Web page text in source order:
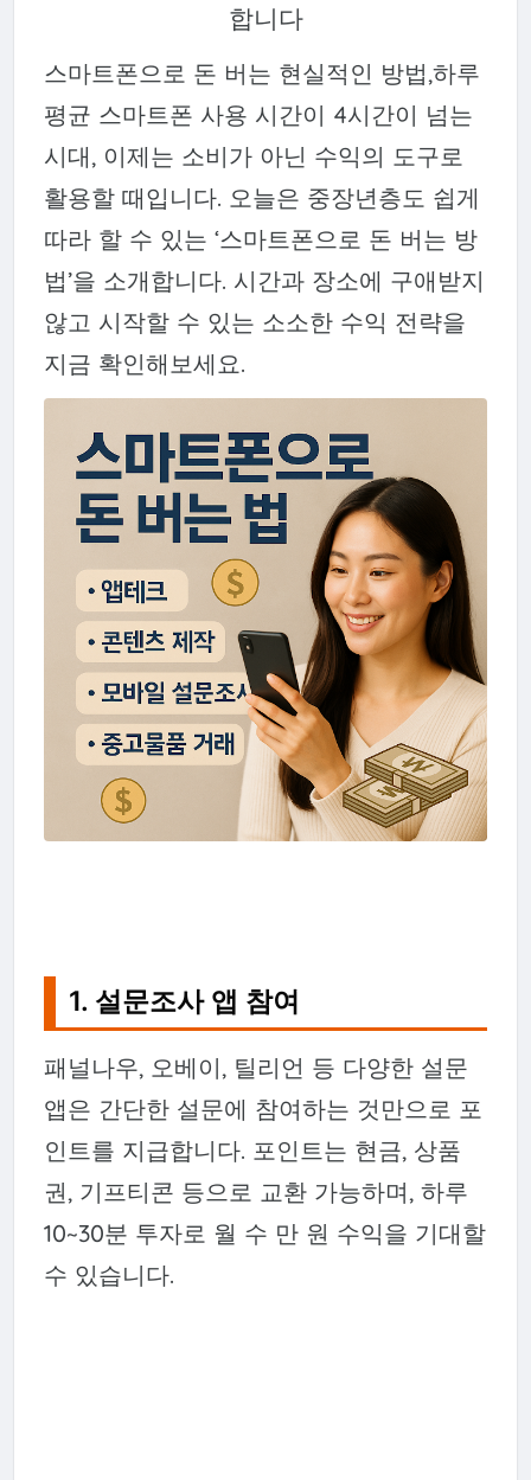
합니다
스마트폰으로 돈 버는 현실적인 방법,하루
평균 스마트폰 사용 시간이 4시간이 넘는
시대, 이제는 소비가 아닌 수익의 도구로
활용할 때입니다. 오늘은 중장년층도 쉽게
따라 할 수 있는 ‘스마트폰으로 돈 버는 방
법’을 소개합니다. 시간과 장소에 구애받지
않고 시작할 수 있는 소소한 수익 전략을
지금 확인해보세요.
1. 설문조사 앱 참여
패널나우, 오베이, 틸리언 등 다양한 설문
앱은 간단한 설문에 참여하는 것만으로 포
인트를 지급합니다. 포인트는 현금, 상품
권, 기프티콘 등으로 교환 가능하며, 하루
10~30분 투자로 월 수 만 원 수익을 기대할
수 있습니다.